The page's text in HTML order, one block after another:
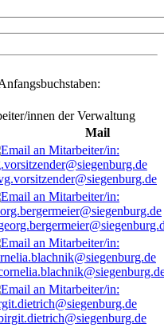
innen der Verwaltung
Mail